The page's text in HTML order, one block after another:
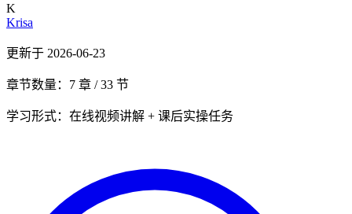
K
Krisa
更新于 2026-06-23
章节数量：7 章 / 33 节
学习形式：在线视频讲解 + 课后实操任务